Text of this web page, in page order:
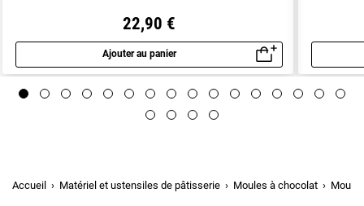
22,90 €
Ajouter au panier
Aperçu rapide
Accueil Matériel et ustensiles de pâtisserie Moules à chocolat Moule